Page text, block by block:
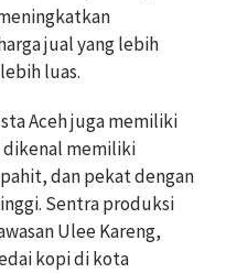
jual yang lebih
luas.
Aceh juga memiliki
dikenal memiliki
dan pekat dengan
Sentra produksi
Ulee Kareng,
kopi di kota